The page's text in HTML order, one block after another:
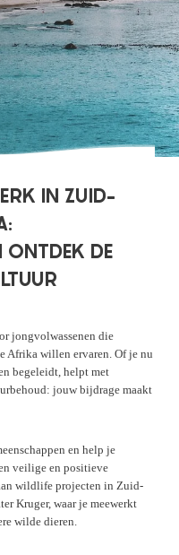
IN ZUID-
DE
jongvolwassenen die
Afrika willen ervaren. Of je nu
begeleidt, helpt met
jouw bijdrage maakt
en help je
veilige en positieve
wildlife projecten in Zuid-
Kruger, waar je meewerkt
wilde dieren.